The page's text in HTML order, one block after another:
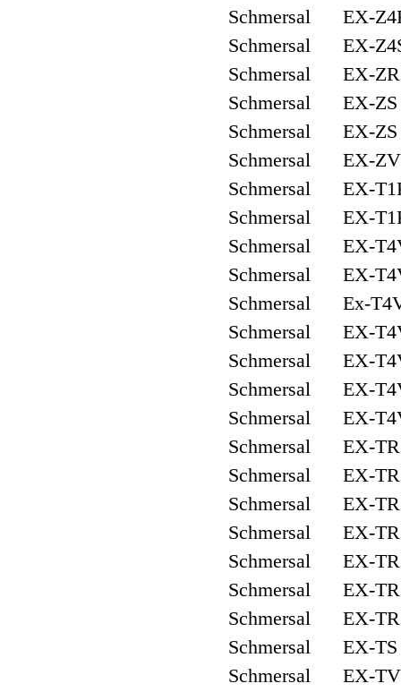
Schmersal EX-
Schmersal EX-
Schmersal EX-ZR
Schmersal EX-ZS
Schmersal EX-ZS
Schmersal EX-
Schmersal EX-
Schmersal EX-
Schmersal EX-
Schmersal EX-
Schmersal Ex-
Schmersal EX-
Schmersal EX-
Schmersal EX-
Schmersal EX-
Schmersal EX-TR
Schmersal EX-TR
Schmersal EX-TR
Schmersal EX-TR
Schmersal EX-TR
Schmersal EX-TR
Schmersal EX-TR
Schmersal EX-TS
Schmersal EX-